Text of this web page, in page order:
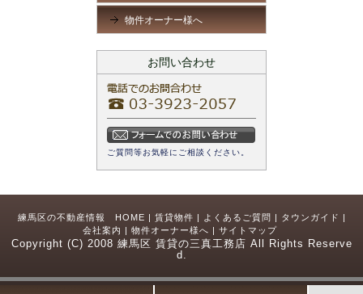
物件オーナー様へ
お問い合わせ
ご質問等お気軽にご相談ください。
練馬区の不動産情報 HOME | 賃貸物件 | よくあるご質問 | タウンガイド |
会社案内 | 物件オーナー様へ | サイトマップ
Copyright (C) 2008 練馬区 賃貸の三真工務店 All Rights Reserve
d.